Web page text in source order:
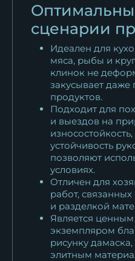
сценарии
Идеален для
мяса, рыбы и
клинок не
закусывает даже
продуктов.
Подходит для
и выездов на
устойчивость
позволяют
условиях.
Отличен для
работ,
и разделкой
Является
экземпляром
рисунку
элитным